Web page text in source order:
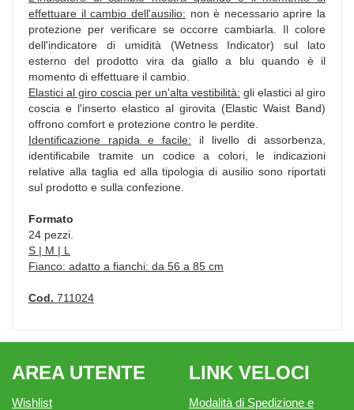
effettuare il cambio dell'ausilio: non è necessario aprire la
protezione per verificare se occorre cambiarla. Il colore
dell'indicatore di umidità (Wetness Indicator) sul lato
esterno del prodotto vira da giallo a blu quando è il
momento di effettuare il cambio.
Elastici al giro coscia per un'alta vestibilità: gli elastici al giro
coscia e l'inserto elastico al girovita (Elastic Waist Band)
offrono comfort e protezione contro le perdite.
Identificazione rapida e facile: il livello di assorbenza,
identificabile tramite un codice a colori, le indicazioni
relative alla taglia ed alla tipologia di ausilio sono riportati
sul prodotto e sulla confezione.
Formato
24 pezzi.
S | M | L
Fianco: adatto a fianchi: da 56 a 85 cm
Cod. 711024
AREA UTENTE
Wishlist
LINK VELOCI
Modalità di Spedizione e